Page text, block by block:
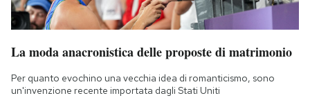
La moda anacronistica delle proposte di matrimonio
Per quanto evochino una vecchia idea di romanticismo, sono
un'invenzione recente importata dagli Stati Uniti